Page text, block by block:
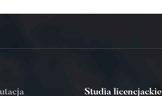
Studia licencjackie